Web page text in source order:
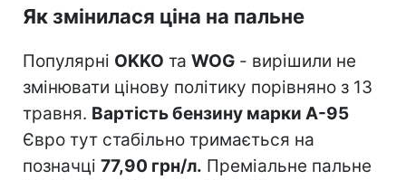
Як змінилася ціна на пальне
Популярні OKKO та WOG - вирішили не
змінювати цінову політику порівняно з 13
травня. Вартість бензину марки А-95
Євро тут стабільно тримається на
позначці 77,90 грн/л. Преміальне пальне